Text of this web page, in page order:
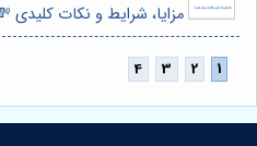
مزایا، شرایط و نکات کلیدی